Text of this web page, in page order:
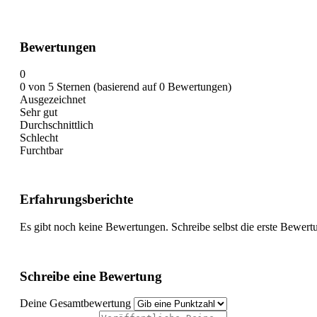
Bewertungen
0
0 von 5 Sternen (basierend auf 0 Bewertungen)
Ausgezeichnet
Sehr gut
Durchschnittlich
Schlecht
Furchtbar
Erfahrungsberichte
Es gibt noch keine Bewertungen. Schreibe selbst die erste
Schreibe eine Bewertung
Deine Gesamtbewertung